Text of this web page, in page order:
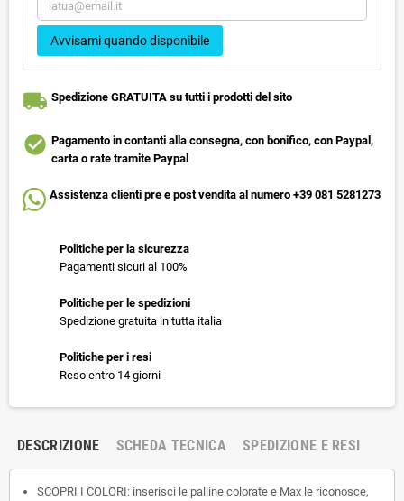
Avvisami quando disponibile
local_shipping Spedizione GRATUITA su tutti i prodotti del sito
check_circle Pagamento in contanti alla consegna, con bonifico, con Paypal,
carta o rate tramite Paypal
Assistenza clienti pre e post vendita al numero +39 081 5281273
Politiche per la sicurezza
Pagamenti sicuri al 100%
Politiche per le spedizioni
Spedizione gratuita in tutta italia
Politiche per i resi
Reso entro 14 giorni
DESCRIZIONE SCHEDA TECNICA SPEDIZIONE E RESI
SCOPRI I COLORI: inserisci le palline colorate e Max le riconosce,